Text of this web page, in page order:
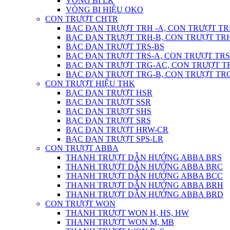
VÒNG BI HIỆU OKO
CON TRƯỢT CHTR
BẠC ĐẠN TRƯỢT TRH -A, CON TRƯỢT
BẠC ĐẠN TRƯỢT TRH-B, CON TRƯỢT
BẠC ĐẠN TRƯỢT TRS-BS
BẠC ĐẠN TRƯỢT TRS-A, CON TRƯỢT
BẠC ĐẠN TRƯỢT TRG-AC, CON TRƯỢT
BẠC ĐẠN TRƯỢT TRG-B, CON TRƯỢT
CON TRƯỢT HIỆU THK
BẠC ĐẠN TRƯỢT HSR
BẠC ĐẠN TRƯỢT SSR
BẠC ĐẠN TRƯỢT SHS
BẠC ĐẠN TRƯỢT SRS
BẠC ĐẠN TRƯỢT HRW-CR
BẠC ĐẠN TRƯỢT SPS-LR
CON TRƯỢT ABBA
THANH TRƯỢT DẪN HƯỚNG ABBA BRS
THANH TRƯỢT DẪN HƯỚNG ABBA BRC
THANH TRƯỢT DẪN HƯỚNG ABBA BCC
THANH TRƯỢT DẪN HƯỚNG ABBA BRH
THANH TRƯỢT DẪN HƯỚNG ABBA BRD
CON TRƯỢT WON
THANH TRƯỢT WON H, HS, HW
THANH TRƯỢT WON M, MB